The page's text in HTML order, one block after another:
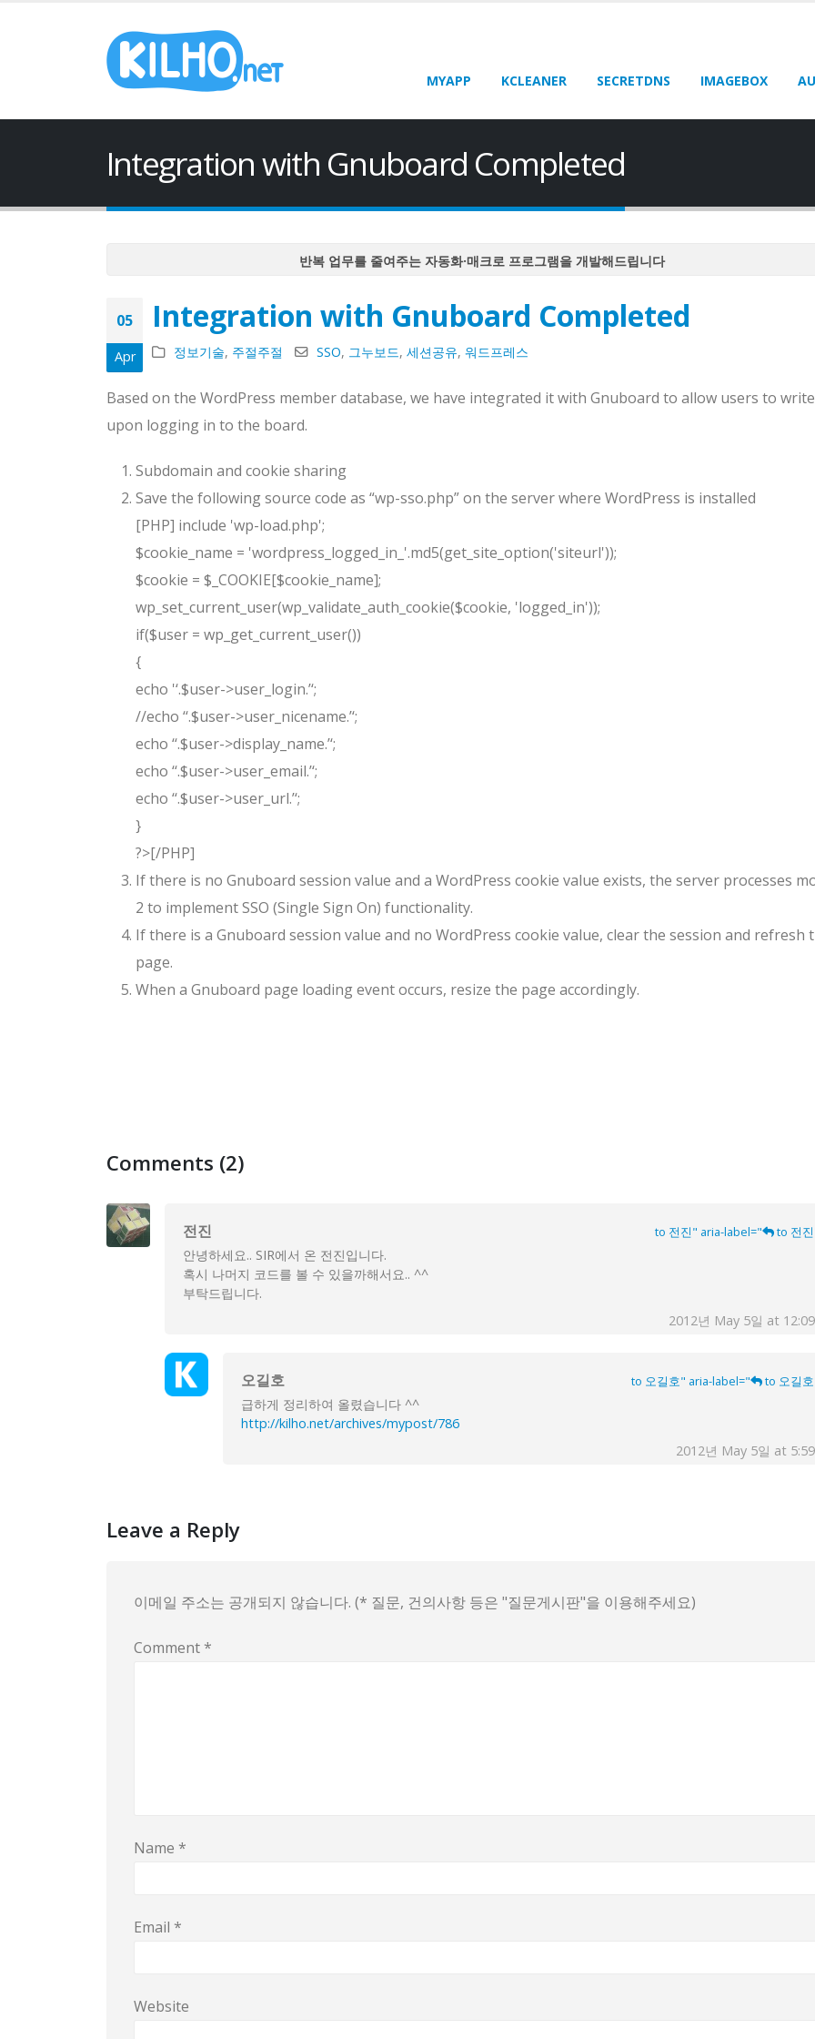
MYAPP KCLEANER SECRETDNS IMAGEBOX
Integration with Gnuboard Completed
반복 업무를 줄여주는 자동화·매크로 프로그램을 개발해드립니다
반복 업무를 줄여주는 자동화·매크로 프로그램을 개발해드립니다
반복 업무를 줄여주는 자동화·매크로 프로그램을 개발해드립니다
05
Apr
Integration with Gnuboard Completed
정보기술, 주절주절 SSO, 그누보드, 세션공유, 워드프레스
Based on the WordPress member database, we have integrated it with Gnuboard to allow users to
upon logging in to the board.
Subdomain and cookie sharing
Save the following source code as “wp-sso.php” on the server where WordPress is installed
[PHP] include 'wp-load.php';
$cookie_name = 'wordpress_logged_in_'.md5(get_site_option('siteurl'));
$cookie = $_COOKIE[$cookie_name];
wp_set_current_user(wp_validate_auth_cookie($cookie, 'logged_in'));
if($user = wp_get_current_user())
{
echo '‘.$user->user_login.’‘;
//echo ‘‘.$user->user_nicename.’‘;
echo ‘‘.$user->display_name.’‘;
echo ‘‘.$user->user_email.’‘;
echo ‘‘.$user->user_url.’‘;
}
?>[/PHP]
If there is no Gnuboard session value and a WordPress cookie value exists, the server processes
2 to implement SSO (Single Sign On) functionality.
If there is a Gnuboard session value and no WordPress cookie value, clear the session and refresh
page.
When a Gnuboard page loading event occurs, resize the page accordingly.
Comments (2)
전진 to 전진" aria-label=" to 전
안녕하세요.. SIR에서 온 전진입니다.
혹시 나머지 코드를 볼 수 있을까해서요.. ^^
부탁드립니다.
2012년 May 5일 at
오길호 to 오길호" aria-label=" to 오길
급하게 정리하여 올렸습니다 ^^
http://kilho.net/archives/mypost/786
2012년 May 5일 at
Leave a Reply
이메일 주소는 공개되지 않습니다. (* 질문, 건의사항 등은 "질문게시판"을 이용해주세요)
Comment *
Name *
Email *
Website